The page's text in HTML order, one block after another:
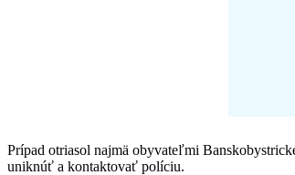
Prípad otriasol najmä obyvateľmi
uniknúť a kontaktovať políciu.